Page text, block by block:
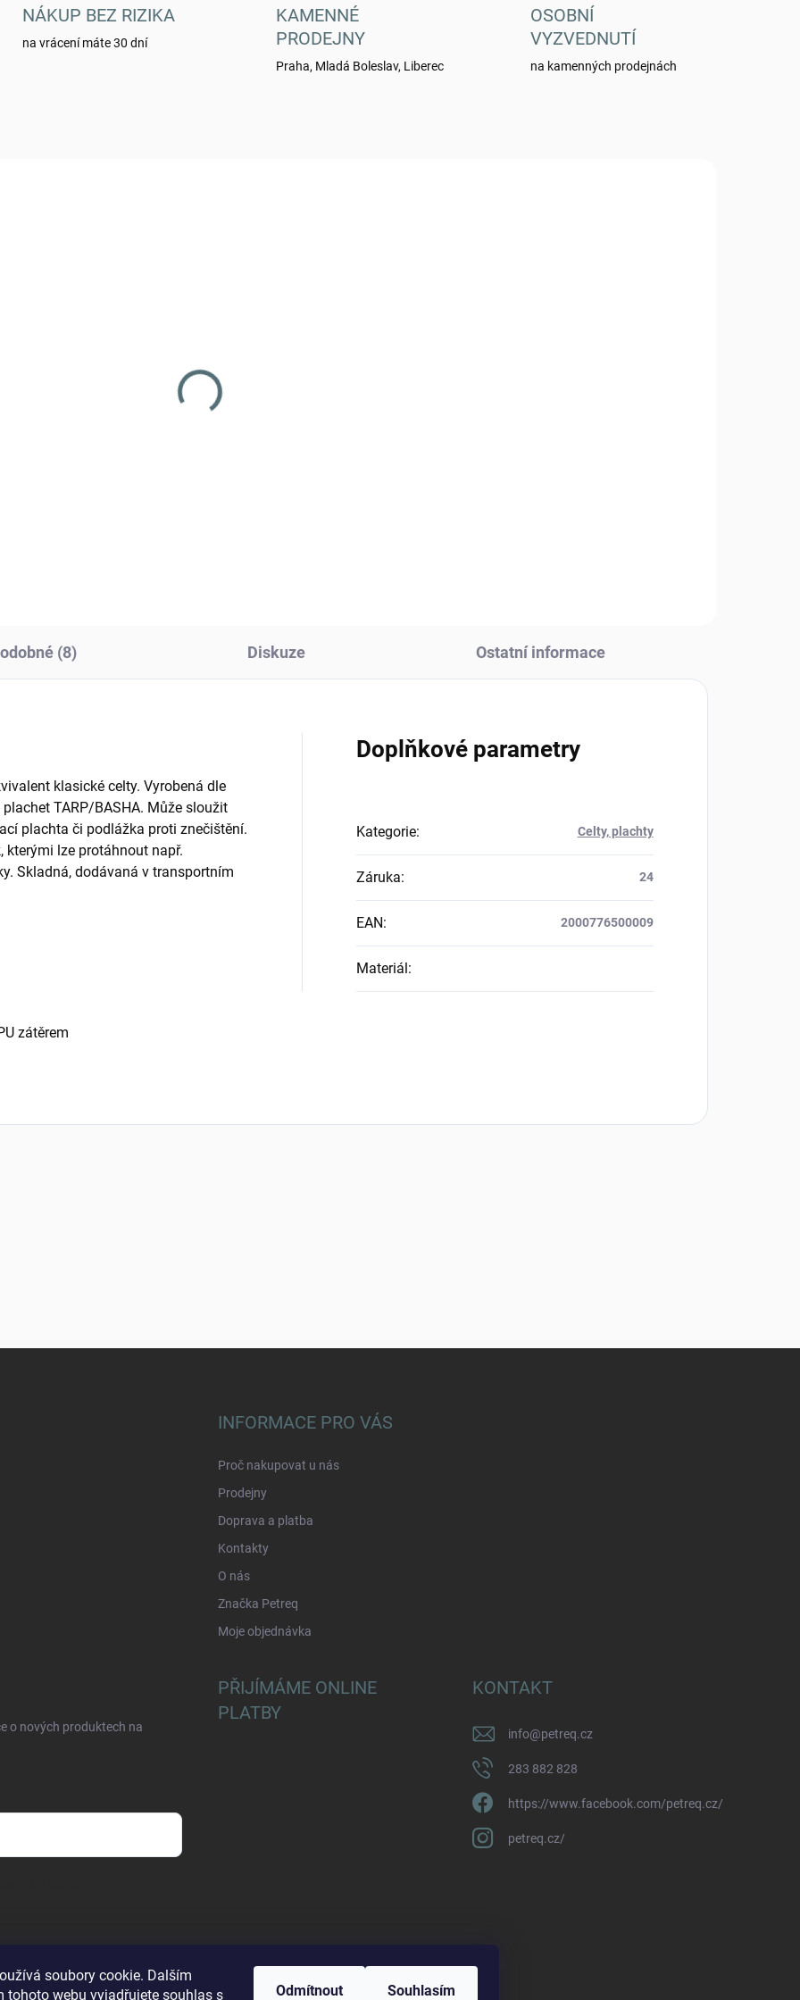
soubory cookie. Dalším
tohoto webu vyjadřujete souhlas s
Odmítnout Souhlasím
NÁKUP BEZ RIZIKA
na vrácení máte 30 dní
KAMENNÉ
PRODEJNY
Praha, Mladá Boleslav, Liberec
OSOBNÍ
VYZVEDNUTÍ
na kamenných prodejnách
(8) Diskuze Ostatní informace
klasické celty. Vyrobená dle
TARP/BASHA. Může sloužit
plachta či podlážka proti znečištění.
kterými lze protáhnout např.
Skladná, dodávaná v transportním
zátěrem
Doplňkové parametry
Kategorie: Celty, plachty
Záruka: 24
EAN: 2000776500009
Materiál:
INFORMACE PRO VÁS
Proč nakupovat u nás
Prodejny
Doprava a platba
Kontakty
O nás
Značka Petreq
Moje objednávka
o nových produktech na
PŘIJÍMÁME ONLINE
PLATBY
KONTAKT
info@petreq.cz
283 882 828
https://www.facebook.com/petreq.cz/
petreq.cz/